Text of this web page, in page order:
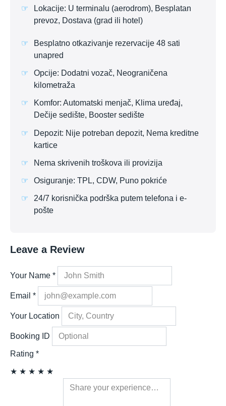
Lokacije: U terminalu (aerodrom), Besplatan
prevoz, Dostava (grad ili hotel)
Besplatno otkazivanje rezervacije 48 sati
unapred
Opcije: Dodatni vozač, Neograničena
kilometraža
Komfor: Automatski menjač, Klima uređaj,
Dečije sedište, Booster sedište
Depozit: Nije potreban depozit, Nema kreditne
kartice
Nema skrivenih troškova ili provizija
Osiguranje: TPL, CDW, Puno pokriće
24/7 korisnička podrška putem telefona i e-
pošte
Leave a Review
Your Name *
Email *
Your Location
Booking ID
Rating *
★ ★ ★ ★ ★